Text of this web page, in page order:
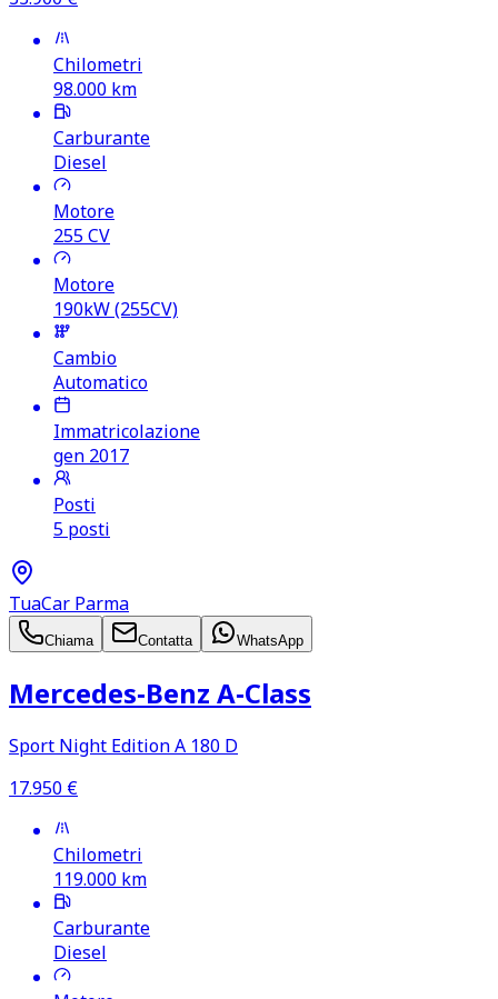
Chilometri
98.000 km
Carburante
Diesel
Motore
255CV
Motore
190kW (255CV)
Cambio
Automatico
Immatricolazione
gen 2017
Posti
5 posti
TuaCar Parma
Chiama Contatta WhatsApp
Mercedes‑Benz A‑Class
Sport Night Edition A 180 D
17.950 €
Chilometri
119.000 km
Carburante
Diesel